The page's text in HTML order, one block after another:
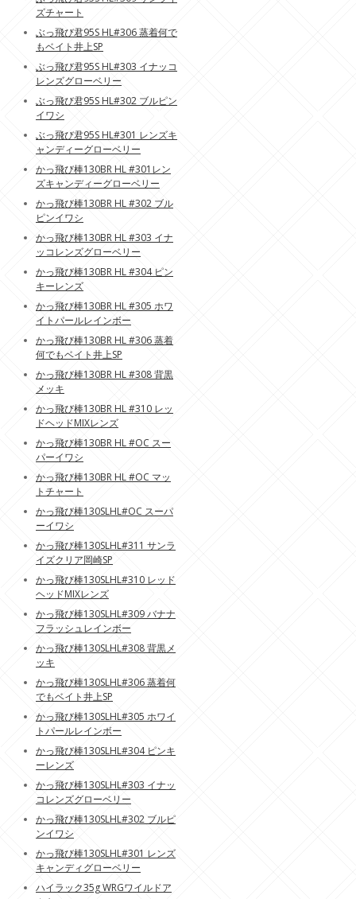
ズチャート
ぶっ飛び君95S HL#306 蒸着何で
もベイト井上SP
ぶっ飛び君95S HL#303 イナッコ
レンズグローベリー
ぶっ飛び君95S HL#302 ブルピン
イワシ
ぶっ飛び君95S HL#301 レンズキ
ャンディーグローベリー
かっ飛び棒130BR HL #301レン
ズキャンディーグローベリー
かっ飛び棒130BR HL #302 ブル
ピンイワシ
かっ飛び棒130BR HL #303 イナ
ッコレンズグローベリー
かっ飛び棒130BR HL #304 ピン
キーレンズ
かっ飛び棒130BR HL #305 ホワ
イトパールレインボー
かっ飛び棒130BR HL #306 蒸着
何でもベイト井上SP
かっ飛び棒130BR HL #308 背黒
メッキ
かっ飛び棒130BR HL #310 レッ
ドヘッドMIXレンズ
かっ飛び棒130BR HL #OC スー
パーイワシ
かっ飛び棒130BR HL #OC マッ
トチャート
かっ飛び棒130SLHL#OC スーパ
ーイワシ
かっ飛び棒130SLHL#311 サンラ
イズクリア岡崎SP
かっ飛び棒130SLHL#310 レッド
ヘッドMIXレンズ
かっ飛び棒130SLHL#309 バナナ
フラッシュレインボー
かっ飛び棒130SLHL#308 背黒メ
ッキ
かっ飛び棒130SLHL#306 蒸着何
でもベイト井上SP
かっ飛び棒130SLHL#305 ホワイ
トパールレインボー
かっ飛び棒130SLHL#304 ピンキ
ーレンズ
かっ飛び棒130SLHL#303 イナッ
コレンズグローベリー
かっ飛び棒130SLHL#302 ブルピ
ンイワシ
かっ飛び棒130SLHL#301 レンズ
キャンディグローベリー
ハイラック35g WRGワイルドア